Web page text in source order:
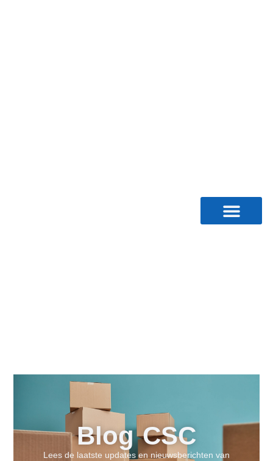
Blog CSC
Lees de laatste updates en nieuwsberichten van